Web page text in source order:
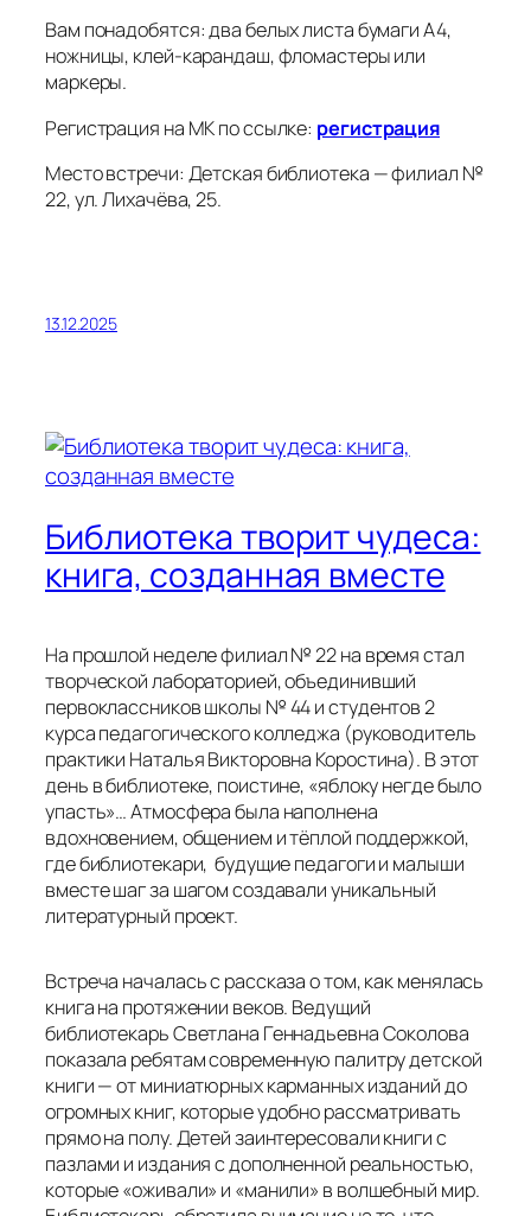
Вам понадобятся: два белых листа бумаги А4,
ножницы, клей-карандаш, фломастеры или
маркеры.
Регистрация на МК по ссылке: регистрация
Место встречи: Детская библиотека — филиал №
22, ул. Лихачёва, 25.
13.12.2025
Библиотека творит чудеса:
книга, созданная вместе
На прошлой неделе филиал № 22 на время стал
творческой лабораторией, объединивший
первоклассников школы № 44 и студентов 2
курса педагогического колледжа (руководитель
практики Наталья Викторовна Коростина). В этот
день в библиотеке, поистине, «яблоку негде было
упасть»… Атмосфера была наполнена
вдохновением, общением и тёплой поддержкой,
где библиотекари, будущие педагоги и малыши
вместе шаг за шагом создавали уникальный
литературный проект.
Встреча началась с рассказа о том, как менялась
книга на протяжении веков. Ведущий
библиотекарь Светлана Геннадьевна Соколова
показала ребятам современную палитру детской
книги — от миниатюрных карманных изданий до
огромных книг, которые удобно рассматривать
прямо на полу. Детей заинтересовали книги с
пазлами и издания с дополненной реальностью,
которые «оживали» и «манили» в волшебный мир.